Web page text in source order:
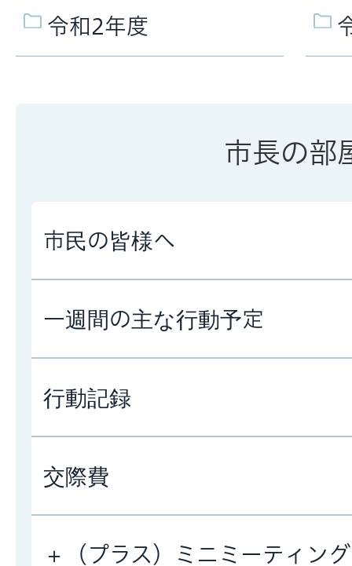
令和2年度
市長の部
市民の皆様へ
一週間の主な行動予定
行動記録
交際費
＋（プラス）ミニミーティン